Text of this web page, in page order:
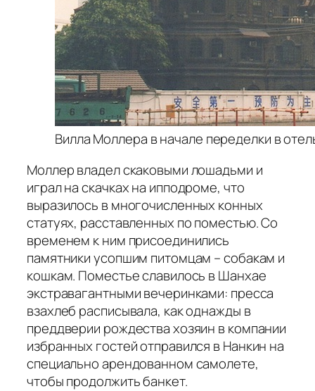
Вилла Моллера в начале переделки в
Моллер владел скаковыми лошадьми и
играл на скачках на ипподроме, что
выразилось в многочисленных конных
статуях, расставленных по поместью. Со
временем к ним присоединились
памятники усопшим питомцам – собакам и
кошкам. Поместье славилось в Шанхае
экстравагантными вечеринками: пресса
взахлеб расписывала, как однажды в
преддверии рождества хозяин в компании
избранных гостей отправился в Нанкин на
специально арендованном самолете,
чтобы продолжить банкет.